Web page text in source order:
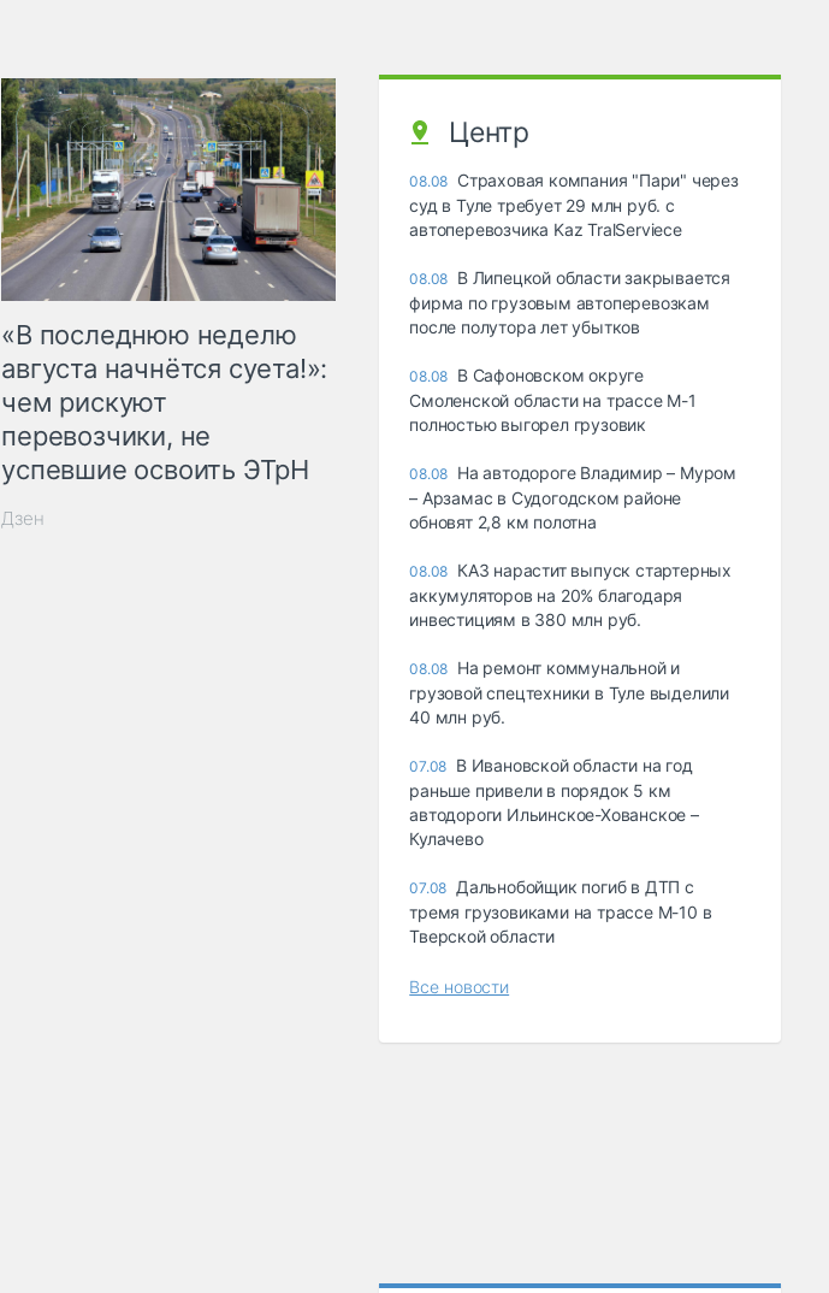
«В последнюю неделю
августа начнётся суета!»:
чем рискуют
перевозчики, не
успевшие освоить ЭТрН
Дзен
Центр
08.08 Страховая компания "Пари" через
суд в Туле требует 29 млн руб. с
автоперевозчика Kaz TralServiece
08.08 В Липецкой области закрывается
фирма по грузовым автоперевозкам
после полутора лет убытков
08.08 В Сафоновском округе
Смоленской области на трассе М-1
полностью выгорел грузовик
08.08 На автодороге Владимир – Муром
– Арзамас в Судогодском районе
обновят 2,8 км полотна
08.08 КАЗ нарастит выпуск стартерных
аккумуляторов на 20% благодаря
инвестициям в 380 млн руб.
08.08 На ремонт коммунальной и
грузовой спецтехники в Туле выделили
40 млн руб.
07.08 В Ивановской области на год
раньше привели в порядок 5 км
автодороги Ильинское-Хованское –
Кулачево
07.08 Дальнобойщик погиб в ДТП с
тремя грузовиками на трассе М-10 в
Тверской области
Все новости